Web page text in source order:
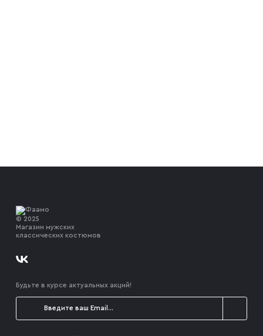
© 2025
Магазин мужских
классических костюмов
Будьте в курсе актуальных акций!